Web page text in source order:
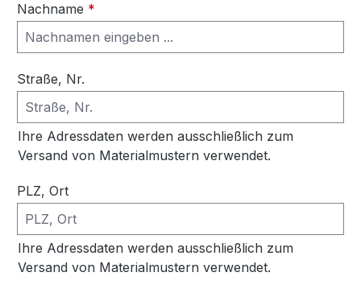
Nachname *
Straße, Nr.
Ihre Adressdaten werden ausschließlich zum
Versand von Materialmustern verwendet.
PLZ, Ort
Ihre Adressdaten werden ausschließlich zum
Versand von Materialmustern verwendet.